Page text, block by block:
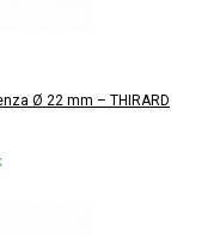
Ø 22 mm – THIRARD